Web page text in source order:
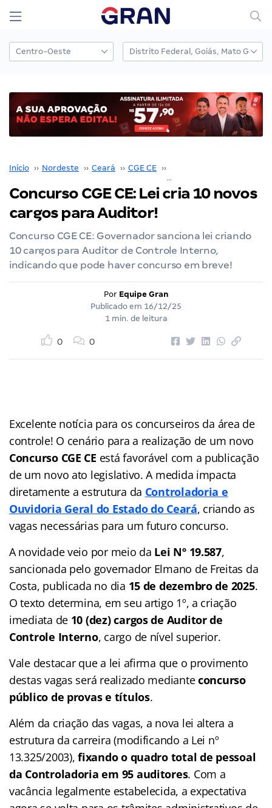
Início ›› Nordeste ›› Ceará ›› CGE CE ››
Concurso CGE CE: Lei cria 10 novos
cargos para Auditor!
Concurso CGE CE: Governador sanciona lei criando
10 cargos para Auditor de Controle Interno,
indicando que pode haver concurso em breve!
Por Equipe Gran
Publicado em 16/12/25
1 min. de leitura
0 0
Excelente notícia para os concurseiros da área de
controle! O cenário para a realização de um novo
Concurso CGE CE está favorável com a publicação
de um novo ato legislativo. A medida impacta
diretamente a estrutura da Controladoria e
Ouvidoria Geral do Estado do Ceará, criando as
vagas necessárias para um futuro concurso.
A novidade veio por meio da Lei Nº 19.587,
sancionada pelo governador Elmano de Freitas da
Costa, publicada no dia 15 de dezembro de 2025.
O texto determina, em seu artigo 1º, a criação
imediata de 10 (dez) cargos de Auditor de
Controle Interno, cargo de nível superior.
Vale destacar que a lei afirma que o provimento
destas vagas será realizado medianteconcurso
público de provas e títulos.
Além da criação das vagas, a nova lei altera a
estrutura da carreira (modificando a Lei nº
13.325/2003),fixando o quadro total de pessoal
da Controladoria em 95 auditores. Com a
vacância legalmente estabelecida, a expectativa